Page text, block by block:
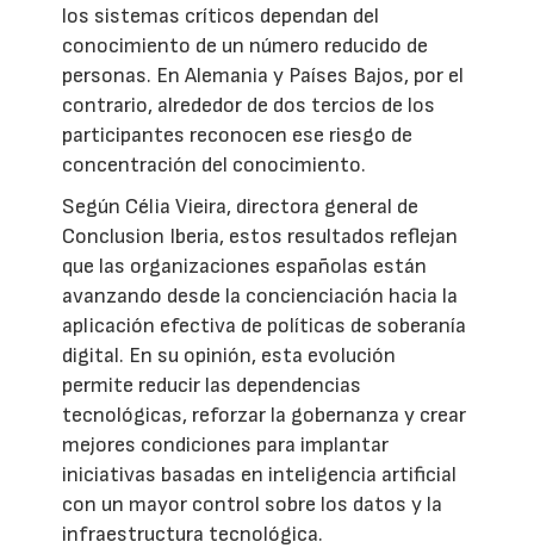
los sistemas críticos dependan del
conocimiento de un número reducido de
personas. En Alemania y Países Bajos, por el
contrario, alrededor de dos tercios de los
participantes reconocen ese riesgo de
concentración del conocimiento.
Según Célia Vieira, directora general de
Conclusion Iberia, estos resultados reflejan
que las organizaciones españolas están
avanzando desde la concienciación hacia la
aplicación efectiva de políticas de soberanía
digital. En su opinión, esta evolución
permite reducir las dependencias
tecnológicas, reforzar la gobernanza y crear
mejores condiciones para implantar
iniciativas basadas en inteligencia artificial
con un mayor control sobre los datos y la
infraestructura tecnológica.